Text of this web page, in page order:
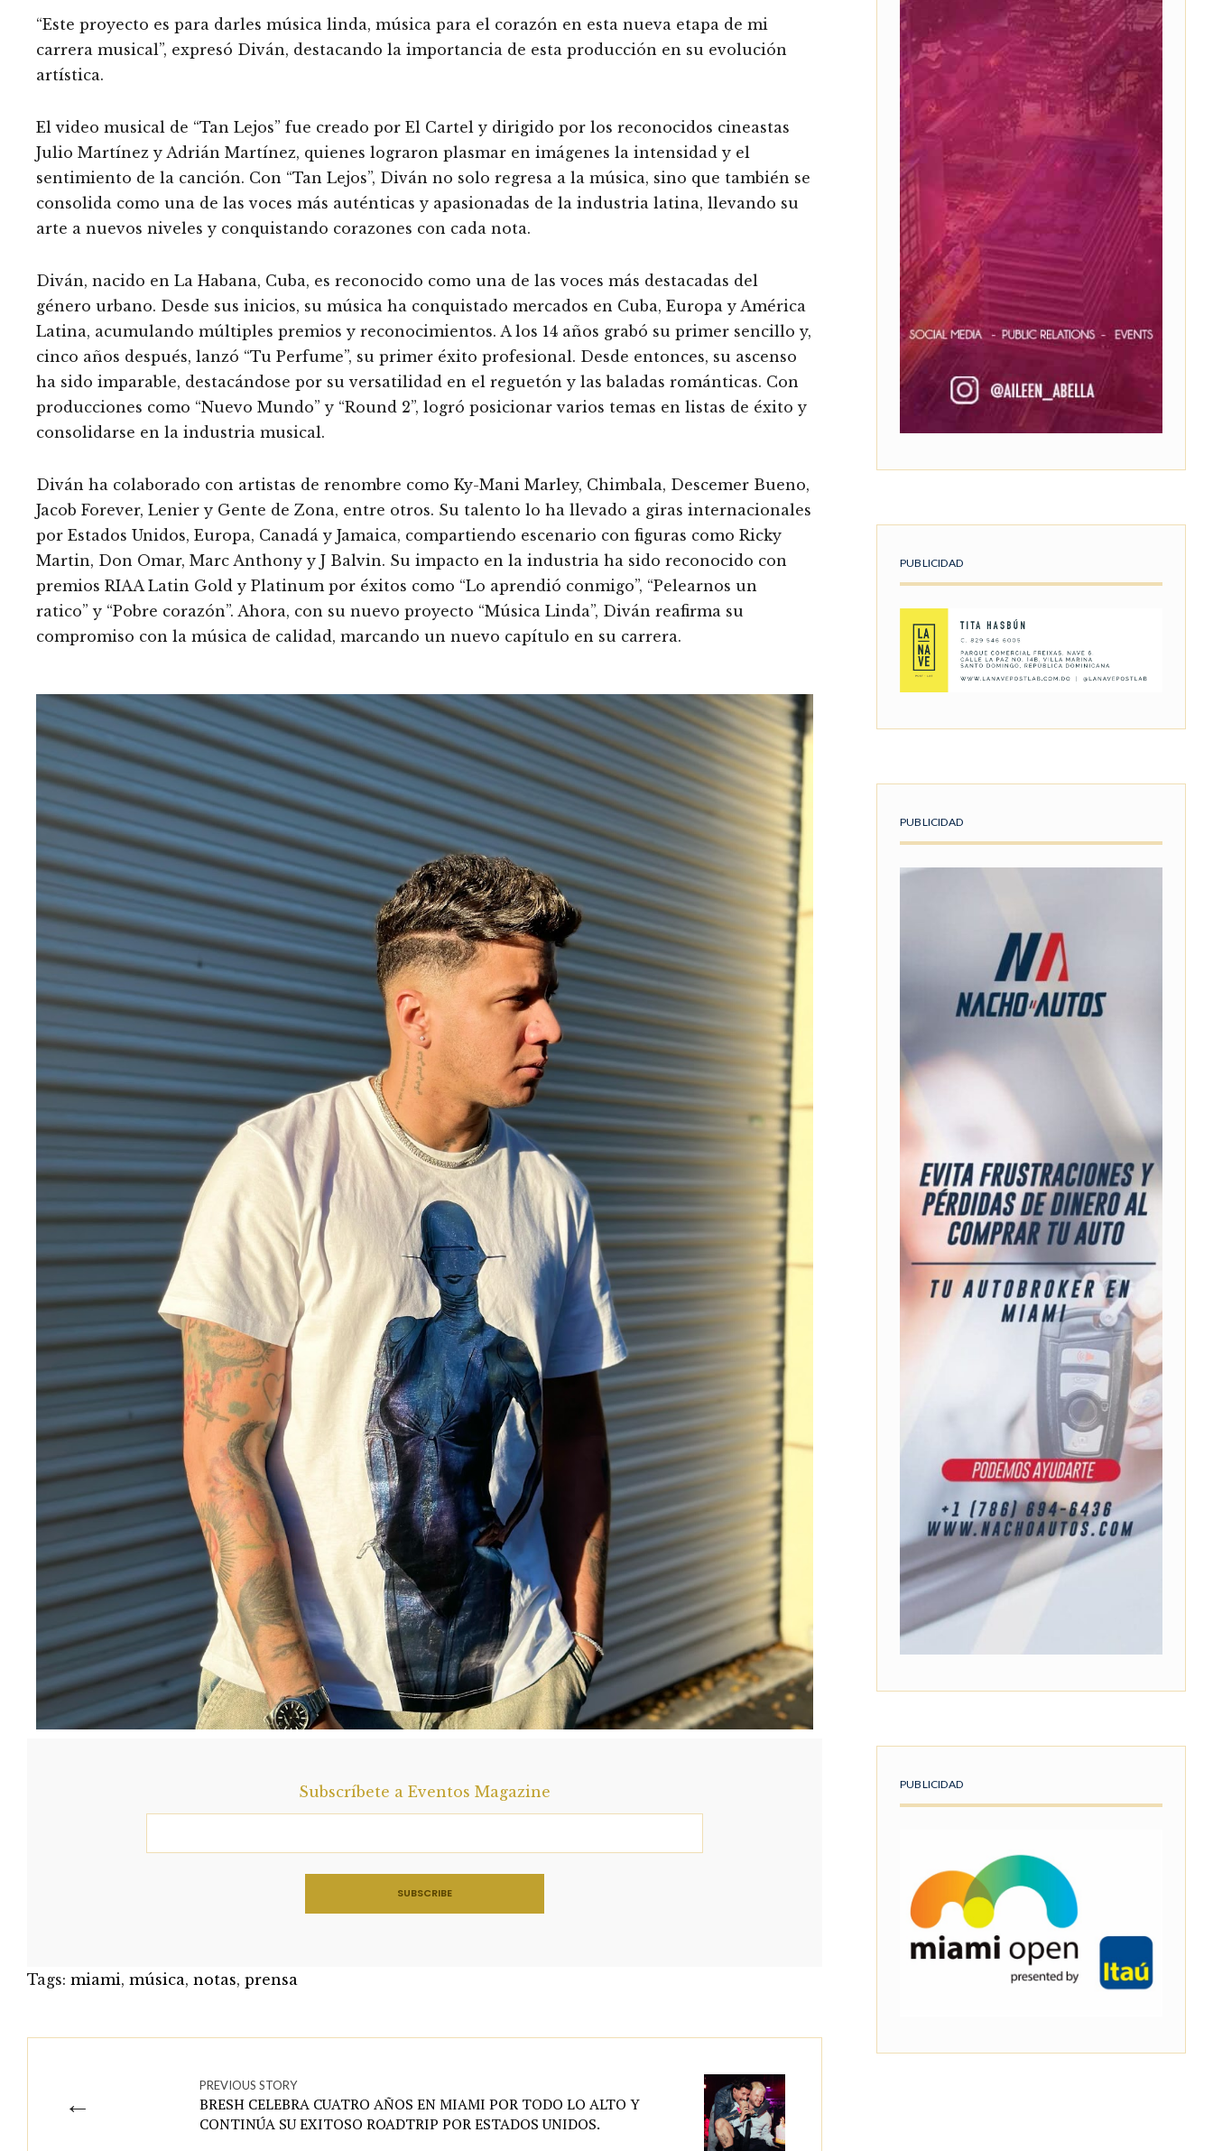
“Este proyecto es para darles música linda, música para el corazón en esta nueva etapa de mi
carrera musical”, expresó Diván, destacando la importancia de esta producción en su evolución
artística.
El video musical de “Tan Lejos” fue creado por El Cartel y dirigido por los reconocidos cineastas
Julio Martínez y Adrián Martínez, quienes lograron plasmar en imágenes la intensidad y el
sentimiento de la canción. Con “Tan Lejos”, Diván no solo regresa a la música, sino que también se
consolida como una de las voces más auténticas y apasionadas de la industria latina, llevando su
arte a nuevos niveles y conquistando corazones con cada nota.
Diván, nacido en La Habana, Cuba, es reconocido como una de las voces más destacadas del
género urbano. Desde sus inicios, su música ha conquistado mercados en Cuba, Europa y América
Latina, acumulando múltiples premios y reconocimientos. A los 14 años grabó su primer sencillo y,
cinco años después, lanzó “Tu Perfume”, su primer éxito profesional. Desde entonces, su ascenso
ha sido imparable, destacándose por su versatilidad en el reguetón y las baladas románticas. Con
producciones como “Nuevo Mundo” y “Round 2”, logró posicionar varios temas en listas de éxito y
consolidarse en la industria musical.
Diván ha colaborado con artistas de renombre como Ky-Mani Marley, Chimbala, Descemer Bueno,
Jacob Forever, Lenier y Gente de Zona, entre otros. Su talento lo ha llevado a giras internacionales
por Estados Unidos, Europa, Canadá y Jamaica, compartiendo escenario con figuras como Ricky
Martin, Don Omar, Marc Anthony y J Balvin. Su impacto en la industria ha sido reconocido con
premios RIAA Latin Gold y Platinum por éxitos como “Lo aprendió conmigo”, “Pelearnos un
ratico” y “Pobre corazón”. Ahora, con su nuevo proyecto “Música Linda”, Diván reafirma su
compromiso con la música de calidad, marcando un nuevo capítulo en su carrera.
Subscríbete a Eventos Magazine
Tags: miami, música, notas, prensa
←
PREVIOUS STORY
BRESH CELEBRA CUATRO AÑOS EN MIAMI POR TODO LO ALTO Y
CONTINÚA SU EXITOSO ROADTRIP POR ESTADOS UNIDOS.
PUBLICIDAD
PUBLICIDAD
PUBLICIDAD